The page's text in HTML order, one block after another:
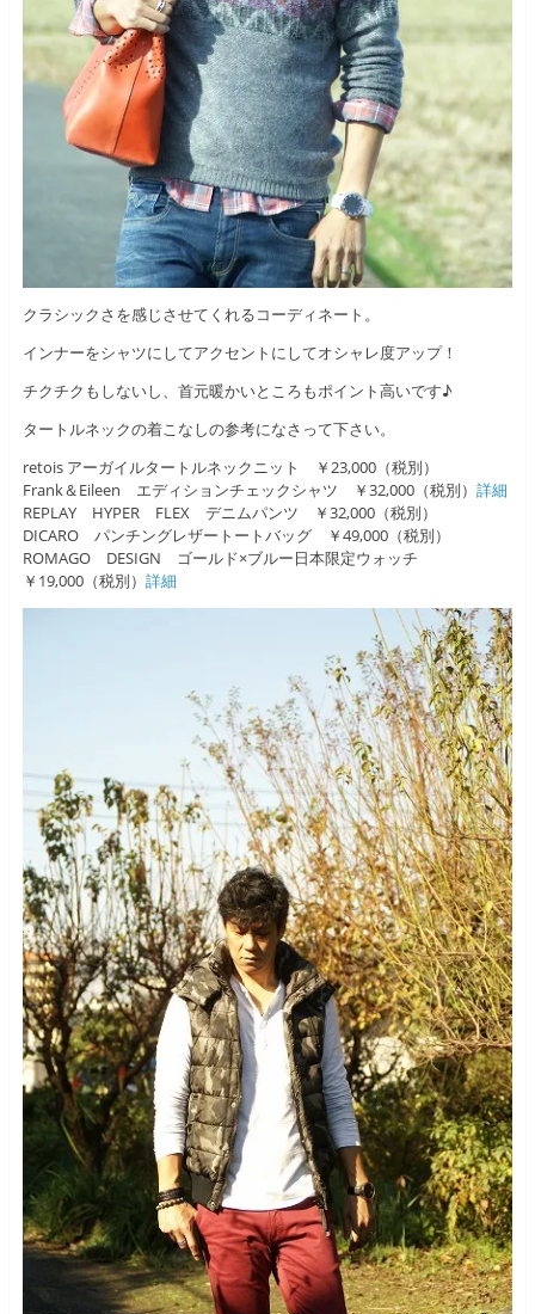
クラシックさを感じさせてくれるコーディネート。
インナーをシャツにしてアクセントにしてオシャレ度アップ！
チクチクもしないし、首元暖かいところもポイント高いです♪
タートルネックの着こなしの参考になさって下さい。
retois アーガイルタートルネックニット ￥23,000（税別）
Frank＆Eileen エディションチェックシャツ ￥32,000（税別） 詳細
REPLAY HYPER FLEX デニムパンツ ￥32,000（税別）
DICARO パンチングレザートートバッグ ￥49,000（税別）
ROMAGO DESIGN ゴールド×ブルー日本限定ウォッチ
￥19,000（税別） 詳細